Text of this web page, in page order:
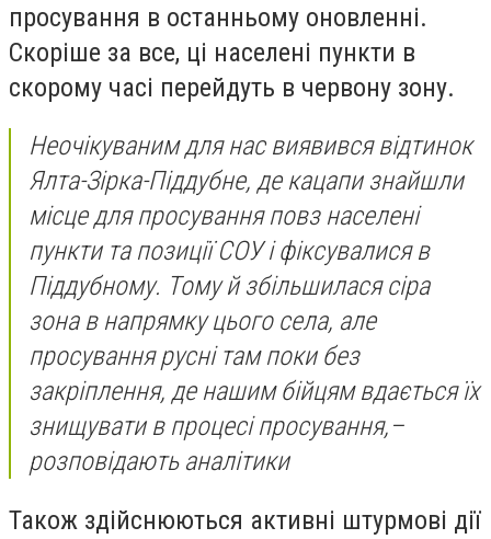
просування в останньому оновленні.
Скоріше за все, ці населені пункти в
скорому часі перейдуть в червону зону.
Неочікуваним для нас виявився відтинок
Ялта-Зірка-Піддубне, де кацапи знайшли
місце для просування повз населені
пункти та позиції СОУ і фіксувалися в
Піддубному. Тому й збільшилася сіра
зона в напрямку цього села, але
просування русні там поки без
закріплення, де нашим бійцям вдається їх
знищувати в процесі просування,–
розповідають аналітики
Також здійснюються активні штурмові дії